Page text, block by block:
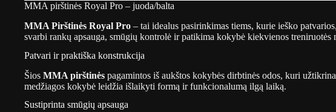
MMA pirštinės Royal Pro – juoda/balta
MMA Pirštinės Royal Pro – tai idealus pasirinkimas tiems, kurie ieško
svarbi rankų apsauga, smūgių kontrolė ir patikima kokybė kiekvienos treniruotės
Patvari ir praktiška konstrukcija
Šios MMA pirštinės pagamintos iš aukštos kokybės dirbtinės odos, kuri
medžiagos kokybė leidžia išlaikyti formą ir funkcionalumą ilgą laiką.
Sustiprinta smūgių apsauga